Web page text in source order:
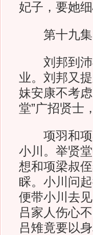
妃子，要她
第十九集
刘邦到沛
业。刘邦又
妹安康不考
堂”广招贤士
项羽和项
小川。举贤
想和项梁叔
睬。小川问
便带小川去
吕家人伤心
吕雉竟要以